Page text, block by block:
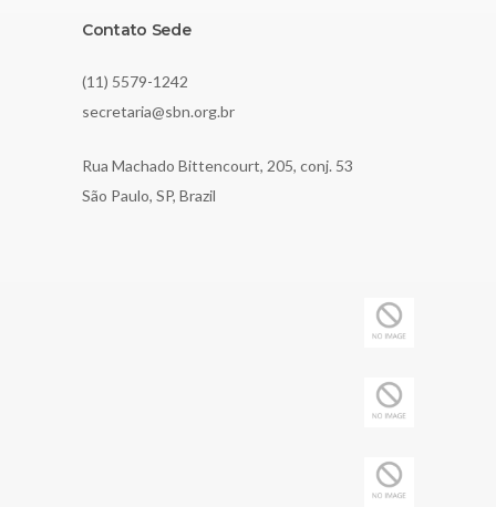
Contato Sede
(11) 5579-1242
secretaria@sbn.org.br
Rua Machado Bittencourt, 205, conj. 53
São Paulo, SP, Brazil